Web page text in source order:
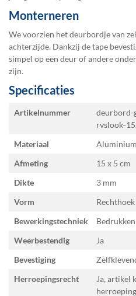
Monterneren
We voorzien het deurbordje van
achterzijde. Dankzij de tape
simpel op een deur of andere
zijn.
Specificaties
Specificaties
Artikelnummer
deurbord-
rvslook-
Materiaal
Aluminium
Afmeting
15 x 5
Dikte
3 mm
Vorm
Rechthoek
Bewerkingstechniek
Bedrukken
Weerbestendig
Ja
Bevestiging
Herroepingsrecht
Ja, artikel
herroeping